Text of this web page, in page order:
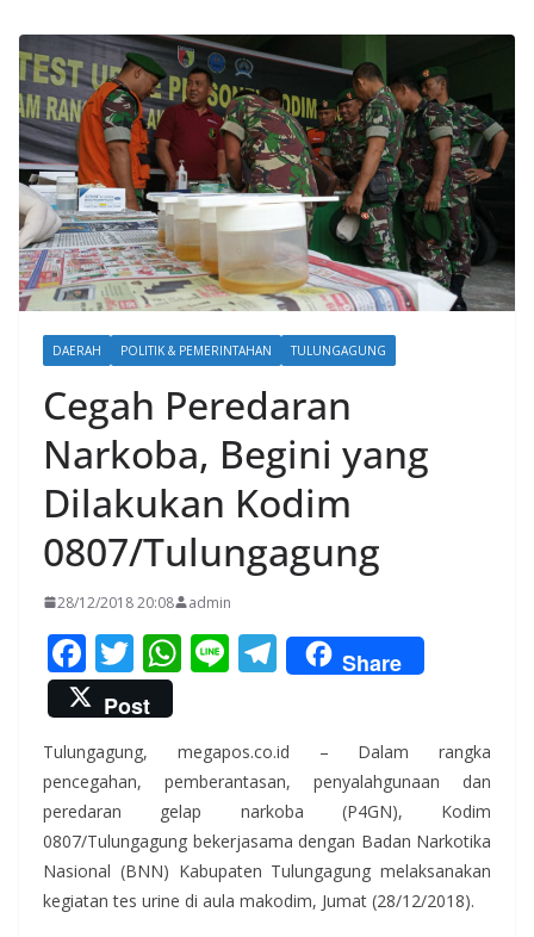
DAERAH POLITIK & PEMERINTAHAN TULUNGAGUNG
Cegah Peredaran
Narkoba, Begini yang
Dilakukan Kodim
0807/Tulungagung
28/12/2018 20:08 admin
F
ac
e
b
o
o
k
T
w
itt
er
W
s
A
p
p
Li T
el
gr
a
m
Share
Post
Tulungagung, megapos.co.id – Dalam rangka
pencegahan, pemberantasan, penyalahgunaan dan
peredaran gelap narkoba (P4GN), Kodim
0807/Tulungagung bekerjasama dengan Badan Narkotika
Nasional (BNN) Kabupaten Tulungagung melaksanakan
kegiatan tes urine di aula makodim, Jumat (28/12/2018).